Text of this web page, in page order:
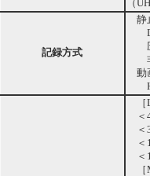
（
記録方式
静
圧
非
動
［
＜
＜
＜
＜
［